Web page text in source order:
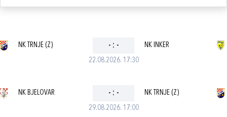
22.08.2026. 17:30
NK TRNJE (Z) - : - NK INKER
29.08.2026. 17:00
NK BJELOVAR - : - NK TRNJE (Z)